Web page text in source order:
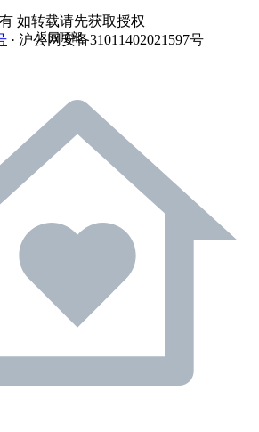
如转载请先获取授权
· 沪公网安备31011402021597号
返回顶部